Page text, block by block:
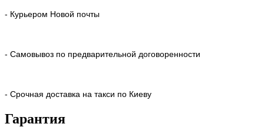
- Курьером Новой почты
- Самовывоз по предварительной договоренности
- Срочная доставка на такси по Киеву
Гарантия